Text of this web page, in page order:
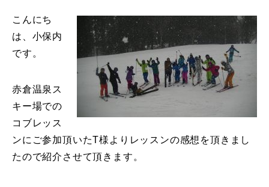
宮城山形
岩手高原
白馬五竜FA
レッスンテーマから選ぶ Lesson Theme
初級1
こんにち
は、小保内
です。
赤倉温泉ス
キー場での
コブレッス
ンにご参加頂いたT様よりレッスンの感想を頂きまし
たので紹介させて頂きます。